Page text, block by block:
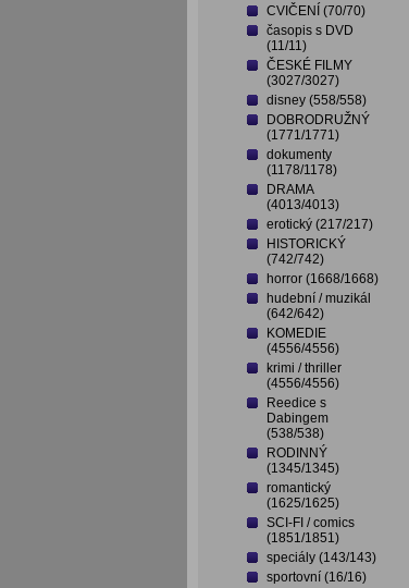
CVIČENÍ (70/70)
časopis s DVD
(11/11)
ČESKÉ FILMY
(3027/3027)
disney (558/558)
DOBRODRUŽNÝ
(1771/1771)
dokumenty
(1178/1178)
DRAMA
(4013/4013)
erotický (217/217)
HISTORICKÝ
(742/742)
horror (1668/1668)
hudební / muzikál
(642/642)
KOMEDIE
(4556/4556)
krimi / thriller
(4556/4556)
Reedice s
Dabingem
(538/538)
RODINNÝ
(1345/1345)
romantický
(1625/1625)
SCI-FI / comics
(1851/1851)
speciály (143/143)
sportovní (16/16)